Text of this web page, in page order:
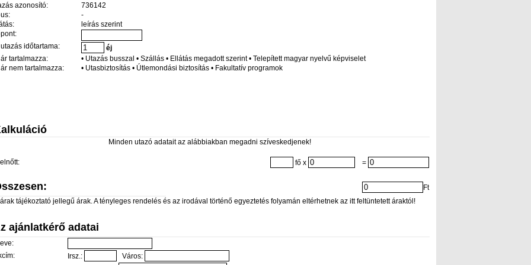
azonosító:
736142
-
leírás szerint
időtartama:
éj
tartalmazza:
• Utazás busszal • Szállás • Ellátás megadott szerint • Telepített magyar nyelvű képviselet
nem tartalmazza:
• Utasbiztosítás • Útlemondási biztosítás • Fakultatív programok
Minden utazó adatait az alábbiakban megadni szíveskedjenek!
fő x =
Ft
tájékoztató jellegű árak. A tényleges rendelés és az irodával történő egyeztetés folyamán eltérhetnek az itt feltüntetett áraktól!
ajánlatkérő adatai
Irsz.:
Város: